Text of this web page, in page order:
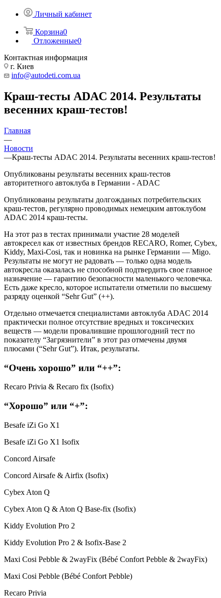
Личный кабинет
Корзина0
Отложенные0
Контактная информация
г. Киев
info@autodeti.com.ua
Краш-тесты ADAC 2014. Результаты
весенних краш-тестов!
Главная
—
Новости
—Краш-тесты ADAC 2014. Результаты весенних краш-тестов!
Опубликованы результаты весенних краш-тестов
авторитетного автоклуба в Германии - ADAC
Опубликованы результаты долгожданых потребительских
краш-тестов, регулярно проводимых немецким автоклубом
ADAC 2014 краш-тесты.
На этот раз в тестах принимали участие 28 моделей
автокресел как от известных брендов RECARO, Romer, Cybex,
Kiddy, Maxi-Cosi, так и новинка на рынке Германии — Migo.
Результаты не могут не радовать — только одна модель
автокресла оказалась не способной подтвердить свое главное
назначение — гарантию безопасности маленького человечка.
Есть даже кресло, которое испытатели отметили по высшему
разряду оценкой “Sehr Gut” (++).
Отдельно отмечается специалистами автоклуба ADAC 2014
практически полное отсутствие вредных и токсических
веществ — модели провалившие прошлогодний тест по
показателу “Загрязнители” в этот раз отмечены двумя
плюсами (“Sehr Gut”). Итак, результаты.
“Очень хорошо” или “++”:
Recaro Privia & Recaro fix (Isofix)
“Хорошо” или “+”:
Besafe iZi Go X1
Besafe iZi Go X1 Isofix
Concord Airsafe
Concord Airsafe & Airfix (Isofix)
Cybex Aton Q
Cybex Aton Q & Aton Q Base-fix (Isofix)
Kiddy Evolution Pro 2
Kiddy Evolution Pro 2 & Isofix-Base 2
Maxi Cosi Pebble & 2wayFix (Bébé Confort Pebble & 2wayFix)
Maxi Cosi Pebble (Bébé Confort Pebble)
Recaro Privia